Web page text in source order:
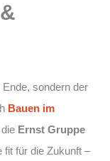
sondern der
Bauen im
Ernst Gruppe
fit für die Zukunft –